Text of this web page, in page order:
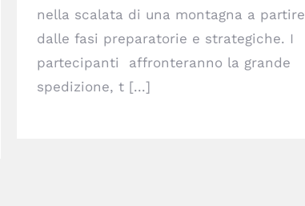
nella scalata di una montagna a partire
dalle fasi preparatorie e strategiche. I
partecipanti affronteranno la grande
spedizione, t [...]